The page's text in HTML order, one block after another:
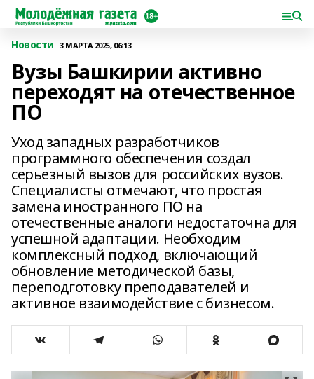
Новости 3 МАРТА 2025, 06:13
Вузы Башкирии активно
переходят на отечественное
ПО
Уход западных разработчиков
программного обеспечения создал
серьезный вызов для российских вузов.
Специалисты отмечают, что простая
замена иностранного ПО на
отечественные аналоги недостаточна для
успешной адаптации. Необходим
комплексный подход, включающий
обновление методической базы,
переподготовку преподавателей и
активное взаимодействие с бизнесом.